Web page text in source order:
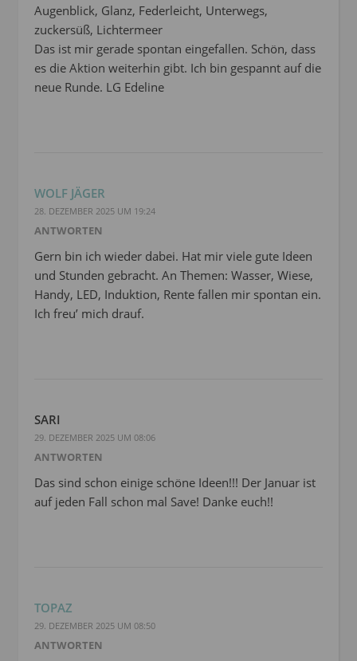
Augenblick, Glanz, Federleicht, Unterwegs,
zuckersüß, Lichtermeer
Das ist mir gerade spontan eingefallen. Schön, dass
es die Aktion weiterhin gibt. Ich bin gespannt auf die
neue Runde. LG Edeline
WOLF JÄGER
28. DEZEMBER 2025 UM 19:24
ANTWORTEN
Gern bin ich wieder dabei. Hat mir viele gute Ideen
und Stunden gebracht. An Themen: Wasser, Wiese,
Handy, LED, Induktion, Rente fallen mir spontan ein.
Ich freu’ mich drauf.
SARI
29. DEZEMBER 2025 UM 08:06
ANTWORTEN
Das sind schon einige schöne Ideen!!! Der Januar ist
auf jeden Fall schon mal Save! Danke euch!!
TOPAZ
29. DEZEMBER 2025 UM 08:50
ANTWORTEN